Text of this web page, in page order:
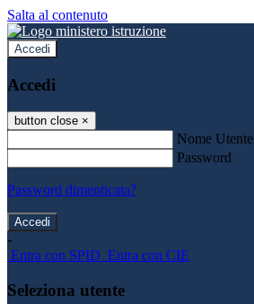
Salta al contenuto
Accedi
Accedi
button close ×
Nome Utente
Password
Password dimenticata?
-
Entra con SPID Entra con CIE
Seleziona utente